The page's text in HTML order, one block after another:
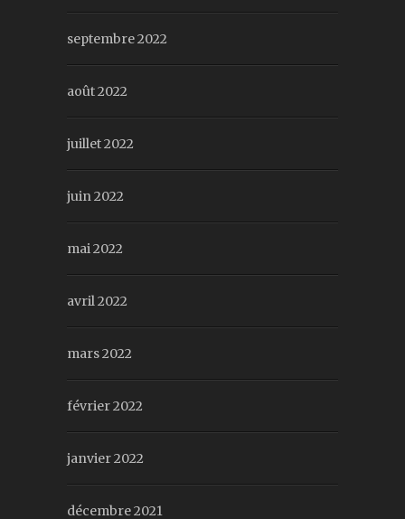
septembre 2022
août 2022
juillet 2022
juin 2022
mai 2022
avril 2022
mars 2022
février 2022
janvier 2022
décembre 2021